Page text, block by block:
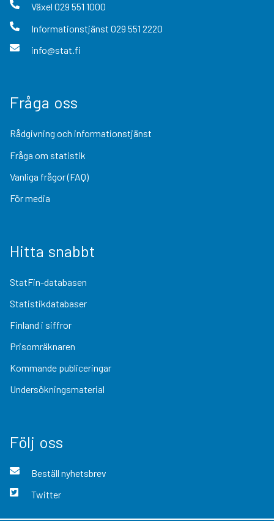
Växel 029 551 1000
Informationstjänst 029 551 2220
info@stat.fi
Fråga oss
Rådgivning och informationstjänst
Fråga om statistik
Vanliga frågor (FAQ)
För media
Hitta snabbt
StatFin-databasen
Statistikdatabaser
Finland i siffror
Prisomräknaren
Kommande publiceringar
Undersökningsmaterial
Följ oss
Beställ nyhetsbrev
Twitter